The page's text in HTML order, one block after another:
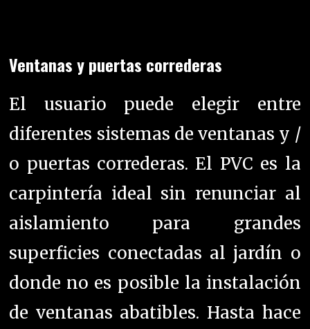
Ventanas y puertas correderas
El usuario puede elegir entre
diferentes sistemas de ventanas y /
o puertas correderas. El PVC es la
carpintería ideal sin renunciar al
aislamiento para grandes
superficies conectadas al jardín o
donde no es posible la instalación
de ventanas abatibles. Hasta hace